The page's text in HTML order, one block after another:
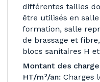
différentes tailles
être utilisés en
formation, salle
de brassage et
blocs sanitaires H
Montant des
HT/m²/an: Charges